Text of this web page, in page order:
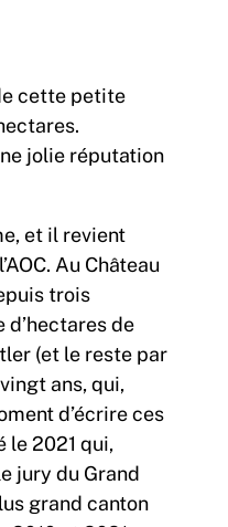
cette petite
jolie réputation
et il revient
Au Château
trois
de
(et le reste par
ans, qui,
d’écrire ces
le 2021 qui,
jury du Grand
grand canton